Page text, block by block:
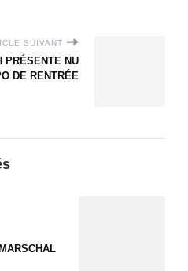
SUIVANT
PRÉSENTE NU
DE RENTRÉE